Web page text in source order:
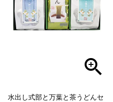
水出し式部と万葉と茶うどんセ